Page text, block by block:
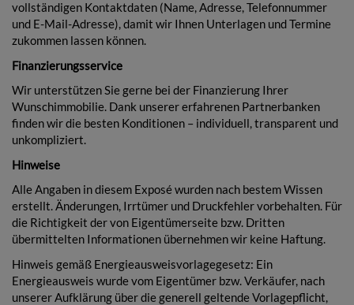
vollständigen Kontaktdaten (Name, Adresse, Telefonnummer
und E-Mail-Adresse), damit wir Ihnen Unterlagen und Termine
zukommen lassen können.
Finanzierungsservice
Wir unterstützen Sie gerne bei der Finanzierung Ihrer
Wunschimmobilie. Dank unserer erfahrenen Partnerbanken
finden wir die besten Konditionen – individuell, transparent und
unkompliziert.
Hinweise
Alle Angaben in diesem Exposé wurden nach bestem Wissen
erstellt. Änderungen, Irrtümer und Druckfehler vorbehalten. Für
die Richtigkeit der von Eigentümerseite bzw. Dritten
übermittelten Informationen übernehmen wir keine Haftung.
Hinweis gemäß Energieausweisvorlagegesetz: Ein
Energieausweis wurde vom Eigentümer bzw. Verkäufer, nach
unserer Aufklärung über die generell geltende Vorlagepflicht,